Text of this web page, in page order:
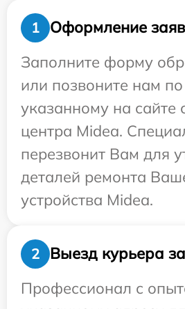
1
Оформление
Заполните форму
или позвоните нам
указанному на сайте
центра Midea.
перезвонит Вам для
деталей ремонта
устройства Midea.
2
Выезд курьера
Профессионал с